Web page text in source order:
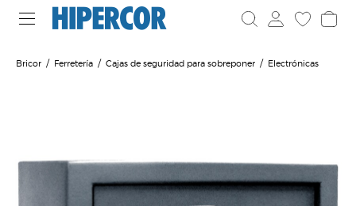
Bricor Ferretería Cajas de seguridad para sobreponer Electrónicas